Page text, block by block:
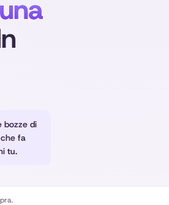
una
bozze di
fa
tu.